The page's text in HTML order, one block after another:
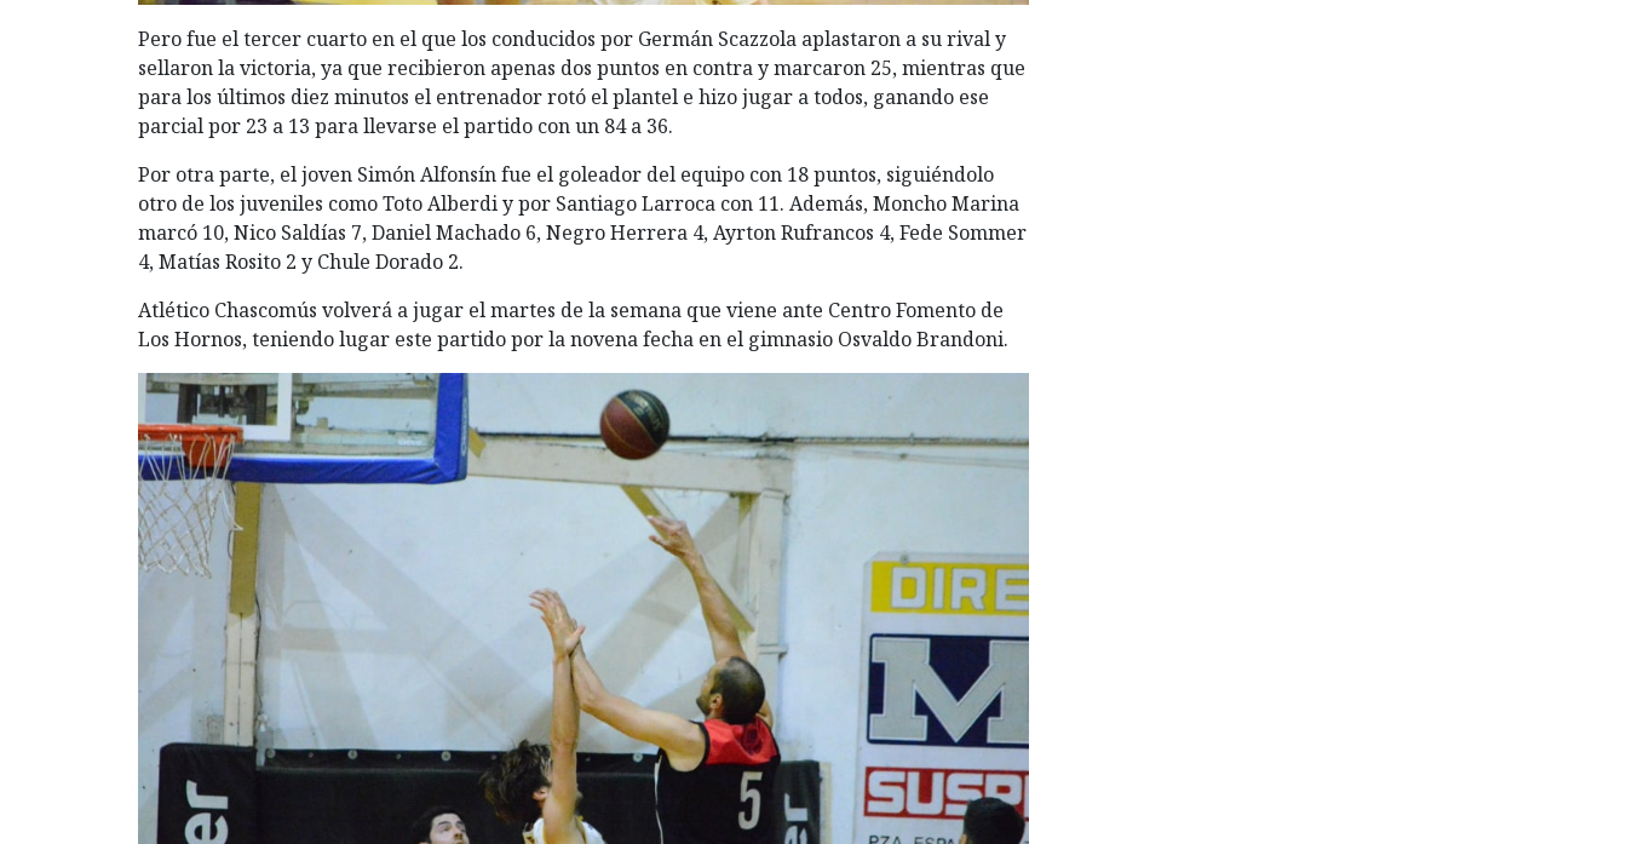
Pero fue el tercer cuarto en el que los conducidos por Germán Scazzola aplastaron a su rival y
sellaron la victoria, ya que recibieron apenas dos puntos en contra y marcaron 25, mientras que
para los últimos diez minutos el entrenador rotó el plantel e hizo jugar a todos, ganando ese
parcial por 23 a 13 para llevarse el partido con un 84 a 36.
Por otra parte, el joven Simón Alfonsín fue el goleador del equipo con 18 puntos, siguiéndolo
otro de los juveniles como Toto Alberdi y por Santiago Larroca con 11. Además, Moncho Marina
marcó 10, Nico Saldías 7, Daniel Machado 6, Negro Herrera 4, Ayrton Rufrancos 4, Fede Sommer
4, Matías Rosito 2 y Chule Dorado 2.
Atlético Chascomús volverá a jugar el martes de la semana que viene ante Centro Fomento de
Los Hornos, teniendo lugar este partido por la novena fecha en el gimnasio Osvaldo Brandoni.